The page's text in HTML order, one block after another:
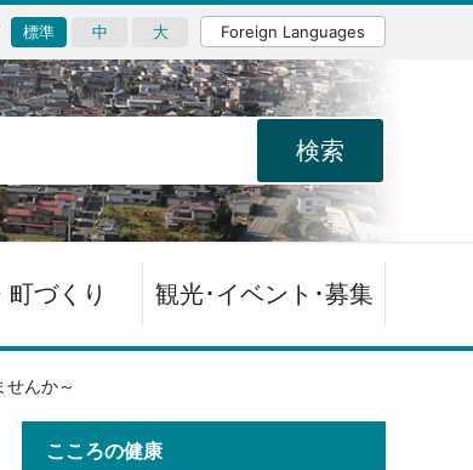
標準 中 大 Foreign Languages
町づくり 観光･イベント･募集
んか～
こころの健康